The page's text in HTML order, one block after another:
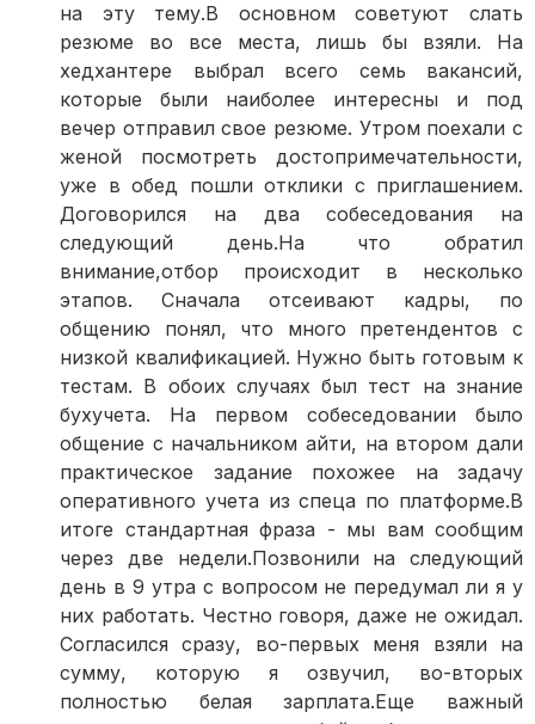
на эту тему.В основном советуют слать
резюме во все места, лишь бы взяли. На
хедхантере выбрал всего семь вакансий,
которые были наиболее интересны и под
вечер отправил свое резюме. Утром поехали с
женой посмотреть достопримечательности,
уже в обед пошли отклики с приглашением.
Договорился на два собеседования на
следующий день.На что обратил
внимание,отбор происходит в несколько
этапов. Сначала отсеивают кадры, по
общению понял, что много претендентов с
низкой квалификацией. Нужно быть готовым к
тестам. В обоих случаях был тест на знание
бухучета. На первом собеседовании было
общение с начальником айти, на втором дали
практическое задание похожее на задачу
оперативного учета из спеца по платформе.В
итоге стандартная фраза - мы вам сообщим
через две недели.Позвонили на следующий
день в 9 утра с вопросом не передумал ли я у
них работать. Честно говоря, даже не ожидал.
Согласился сразу, во-первых меня взяли на
сумму, которую я озвучил, во-вторых
полностью белая зарплата.Еще важный